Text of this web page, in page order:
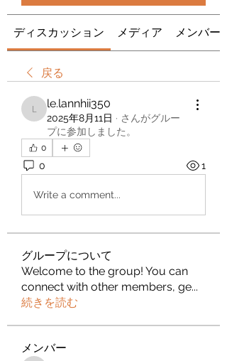
ディスカッション メディア メンバー
戻る
le.lannhii350
le.lannhii350
2025年8月11日 · さんがグルー
プに参加しました。
0
0 1
Write a comment...
グループについて
Welcome to the group! You can
connect with other members, ge...
続きを読む
メンバー